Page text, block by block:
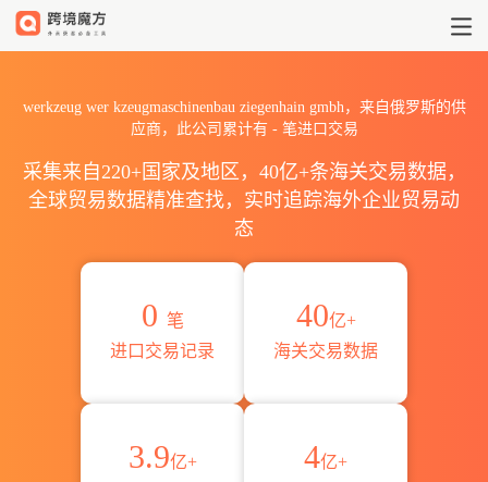
werkzeug wer kzeugmaschinenbau ziegenhain gmbh，来自俄罗斯的供
应商，此公司累计有 -笔进口交易
采集来自220+国家及地区，40亿+条海关交易数据，
全球贸易数据精准查找，实时追踪海外企业贸易动
态
0 笔
进口交易记录
40亿+
海关交易数据
3.9亿+
4亿+